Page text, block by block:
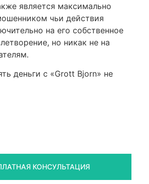
является максимально
чьи действия
на его собственное
но никак не на
деньги с «Grott Bjorn» не
КОНСУЛЬТАЦИЯ